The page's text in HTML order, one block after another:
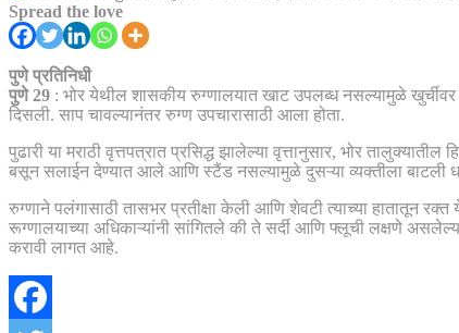
Spread the love
पुणे प्रतिनिधी
पुणे 29 : भोर येथील शासकीय रुग्णालयात खाट उपलब्ध नसल्यामुळे
दिसली. साप चावल्यानंतर रुग्ण उपचारासाठी आला होता.
पुढारी या मराठी वृत्तपत्रात प्रसिद्ध झालेल्या वृत्तानुसार, भोर
बसून सलाईन देण्यात आले आणि स्टैंड नसल्यामुळे दुसऱ्या व्यक्तीला बाटली
रुग्णाने पलंगासाठी तासभर प्रतीक्षा केली आणि शेवटी त्याच्या हातातून
रूग्णालयाच्या अधिकाऱ्यांनी सांगितले की ते सर्दी आणि फ्लूची लक्षणे
करावी लागत आहे.